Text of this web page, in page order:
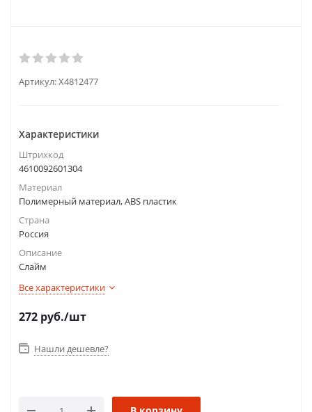
Артикул:X4812477
Характеристики
Штрихкод
4610092601304
Материал
Полимерный материал, ABS пластик
Страна
Россия
Описание
Слайм
Все характеристики
272 руб./шт
Нашли дешевле?